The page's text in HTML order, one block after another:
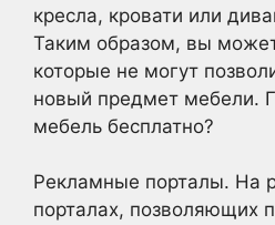
кресла, кровати или
Таким образом, вы
которые не могут
новый предмет мебели.
мебель бесплатно?
Рекламные порталы. На
порталах, позволяющих